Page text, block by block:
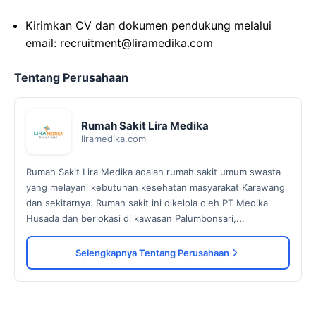
Kirimkan CV dan dokumen pendukung melalui
email: recruitment@liramedika.com
Tentang Perusahaan
Rumah Sakit Lira Medika
liramedika.com
Rumah Sakit Lira Medika adalah rumah sakit umum swasta
yang melayani kebutuhan kesehatan masyarakat Karawang
dan sekitarnya. Rumah sakit ini dikelola oleh PT Medika
Husada dan berlokasi di kawasan Palumbonsari,...
Selengkapnya Tentang Perusahaan